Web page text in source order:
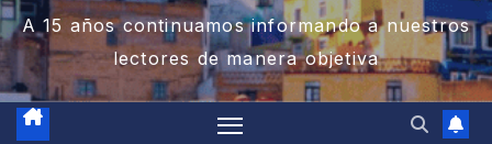
A 15 años continuamos informando a nuestros
lectores de manera objetiva